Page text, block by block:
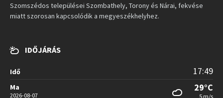
Szomszédos települései Szombathely, Torony és Nárai, fekvése
miatt szorosan kapcsolódik a megyeszékhelyhez.
IDŐJÁRÁS
Idő 17:49
Ma
2026-08-07
29°C
5 m/s